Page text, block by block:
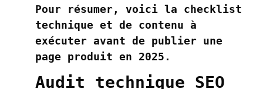
Pour résumer, voici la checklist
technique et de contenu à
exécuter avant de publier une
page produit en 2025.
Audit technique SEO